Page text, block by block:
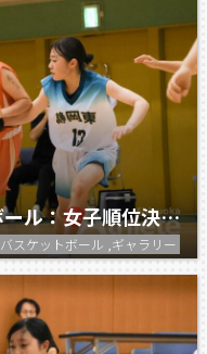
【中体連2026】バスケットボール：女子順位決定戦 静岡東 vs 清水七
バスケットボール ,ギャラリー